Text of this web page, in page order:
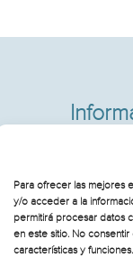
Para ofrecer las mejores
y/o acceder a la
permitirá procesar datos
en este sitio. No
características y funciones.
Política